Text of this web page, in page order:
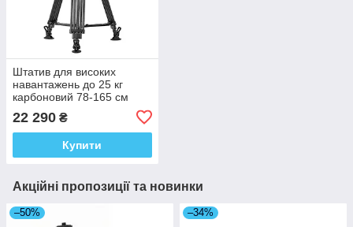
Штатив для високих
навантажень до 25 кг
карбоновий 78-165 см
22 290 ₴
Купити
Акційні пропозиції та новинки
–50% –34%